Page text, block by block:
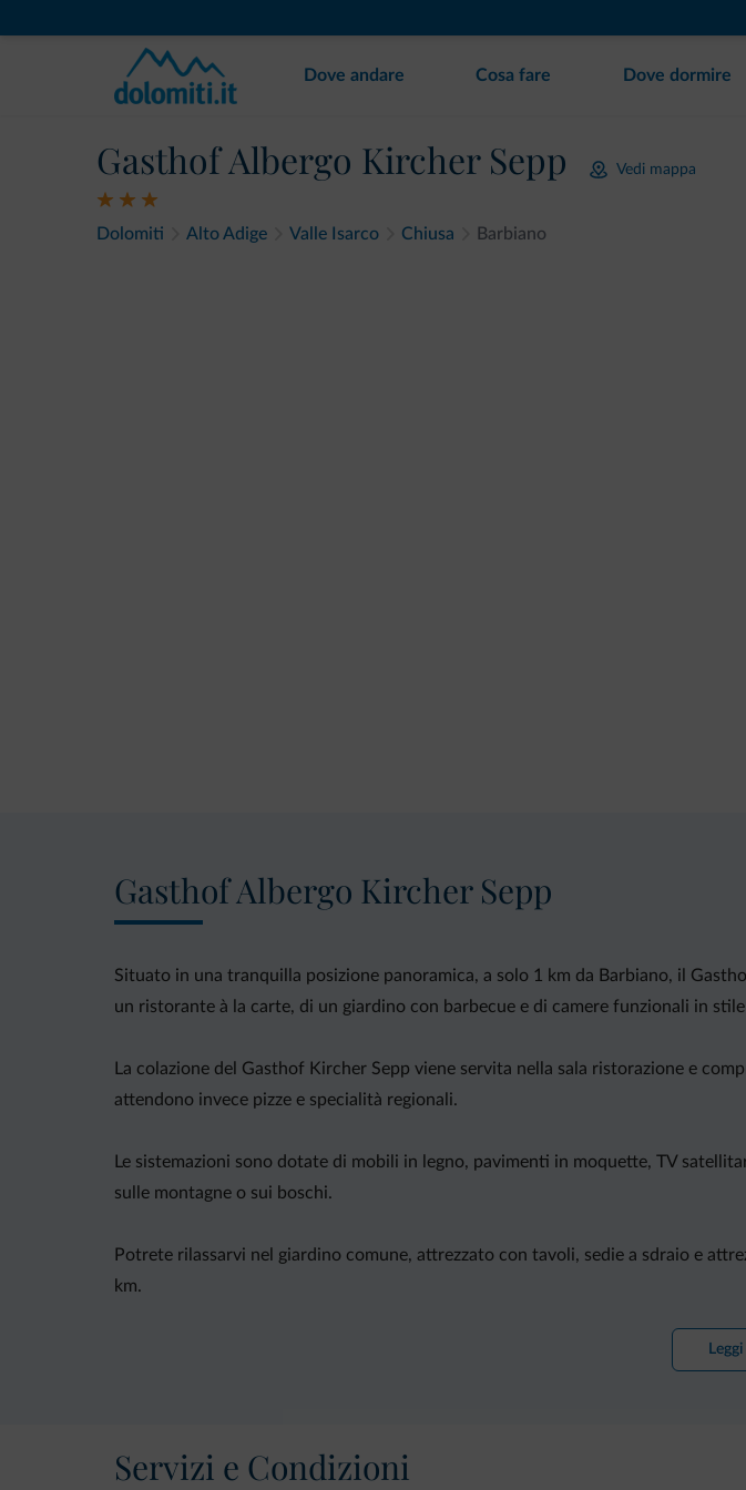
Dove andare Cosa fare Dove dormire
Gasthof Albergo Kircher Sepp Vedi mappa
Dolomiti Alto Adige Valle Isarco Chiusa Barbiano
Gasthof Albergo Kircher Sepp
Situato in una tranquilla posizione panoramica, a solo 1 km da Barbiano, il
un ristorante à la carte, di un giardino con barbecue e di camere funzionali in
La colazione del Gasthof Kircher Sepp viene servita nella sala ristorazione e
attendono invece pizze e specialità regionali.
Le sistemazioni sono dotate di mobili in legno, pavimenti in moquette, TV
sulle montagne o sui boschi.
Potrete rilassarvi nel giardino comune, attrezzato con tavoli, sedie a sdraio e
km.
Servizi e Condizioni